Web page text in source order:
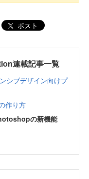
ポスト
連載記事一覧
シブデザイン向けプ
作り方
の新機能